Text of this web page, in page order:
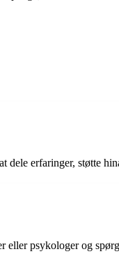
dele erfaringer, støtte
psykologer og